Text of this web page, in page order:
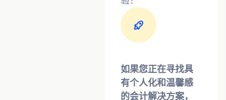
如果您正在寻找具
有个人化和温馨感
的会计解决方案，